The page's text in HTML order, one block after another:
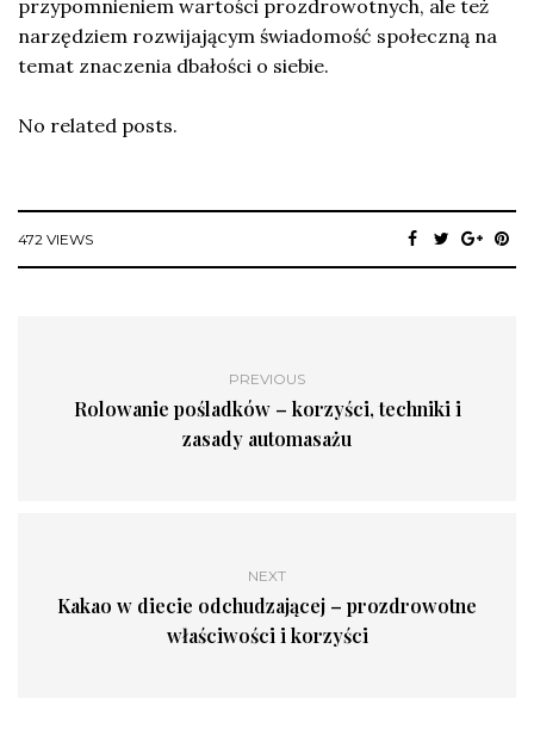
przypomnieniem wartości prozdrowotnych, ale też
narzędziem rozwijającym świadomość społeczną na
temat znaczenia dbałości o siebie.
No related posts.
472 VIEWS
PREVIOUS
Rolowanie pośladków – korzyści, techniki i
zasady automasażu
NEXT
Kakao w diecie odchudzającej – prozdrowotne
właściwości i korzyści